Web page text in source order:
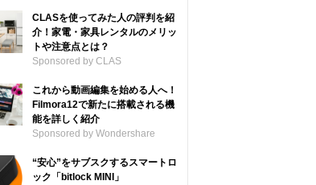
CLASを使ってみた人の評判を紹
介！家電・家具レンタルのメリッ
トや注意点とは？
Sponsored by CLAS
これから動画編集を始める人へ！
Filmora12で新たに搭載される機
能を詳しく紹介
Sponsored by Wondershare
“安心”をサブスクするスマートロ
ック「bitlock MINI」